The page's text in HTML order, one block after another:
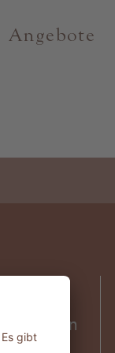
Angebote
unsere